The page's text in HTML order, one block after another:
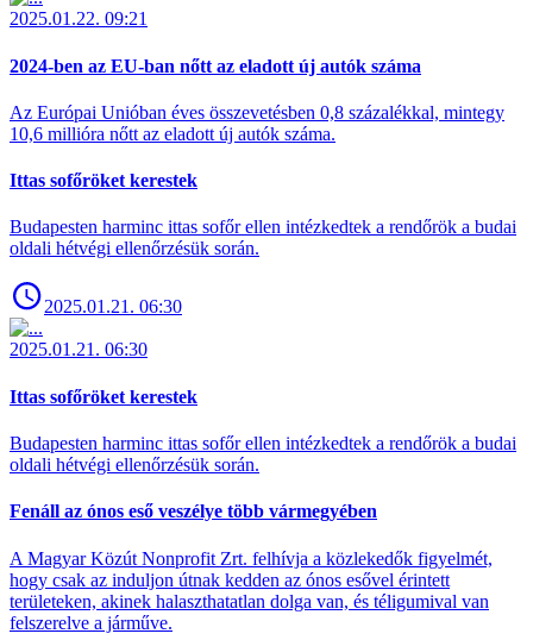
2025.01.22. 09:21
2024-ben az EU-ban nőtt az eladott új autók száma
Az Európai Unióban éves összevetésben 0,8 százalékkal, mintegy
10,6 millióra nőtt az eladott új autók száma.
Ittas sofőröket kerestek
Budapesten harminc ittas sofőr ellen intézkedtek a rendőrök a budai
oldali hétvégi ellenőrzésük során.
2025.01.21. 06:30
2025.01.21. 06:30
Ittas sofőröket kerestek
Budapesten harminc ittas sofőr ellen intézkedtek a rendőrök a budai
oldali hétvégi ellenőrzésük során.
Fenáll az ónos eső veszélye több vármegyében
A Magyar Közút Nonprofit Zrt. felhívja a közlekedők figyelmét,
hogy csak az induljon útnak kedden az ónos esővel érintett
területeken, akinek halaszthatatlan dolga van, és téligumival van
felszerelve a járműve.